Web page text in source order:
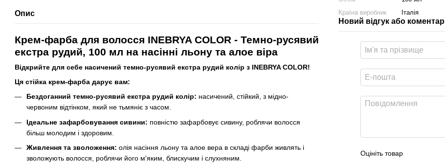
Опис
Крем-фарба для волосся INEBRYA COLOR - Темно-русявий
екстра рудий, 100 мл на насінні льону та алое віра
Відкрийте для себе насичений темно-русявий екстра рудий колір з INEBRYA COLOR!
Ця стійка крем-фарба дарує вам:
Бездоганний темно-русявий екстра рудий колір: насичений, стійкий, з мідно-
червоним відтінком, який не тьмяніє з часом.
Ідеальне зафарбовування сивини: повністю зафарбовує сивину, роблячи волосся
більш молодим і здоровим.
Живлення та зволоження: олія насіння льону та алое вера в складі фарби живлять і
зволожують волосся, роблячи його м'яким, блискучим і слухняним.
Країна виробник
Італія
Новий відгук або коментар
Оцініть товар